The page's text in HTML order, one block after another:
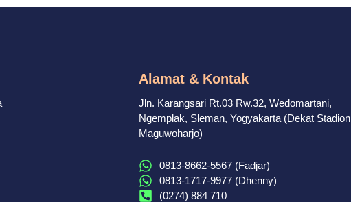
Alamat & Kontak
Jln. Karangsari Rt.03 Rw.32, Wedomartani,
Ngemplak, Sleman, Yogyakarta (Dekat Stadion
Maguwoharjo)
0813-8662-5567 (Fadjar)
0813-1717-9977 (Dhenny)
(0274) 884 710